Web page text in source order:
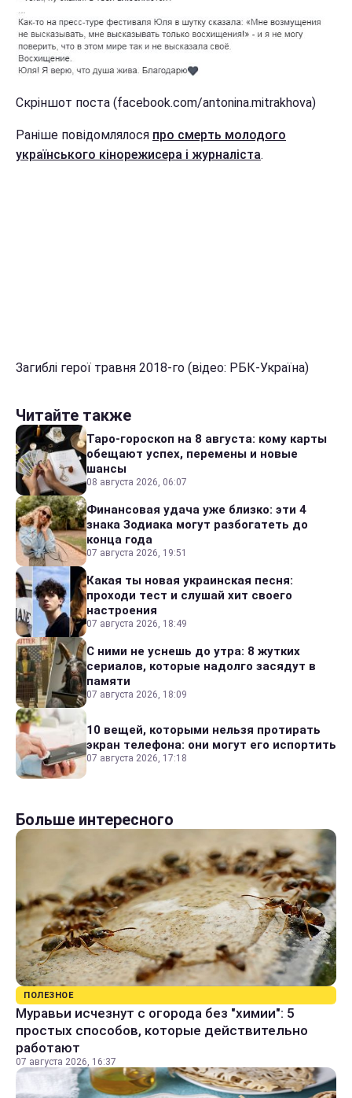
Скріншот поста (facebook.com/antonina.mitrakhova)
Раніше повідомлялося про смерть молодого
українського кінорежисера і журналіста.
Загиблі герої травня 2018-го (відео: РБК-Україна)
Читайте также
Таро-гороскоп на 8 августа: кому карты
обещают успех, перемены и новые
шансы
08 августа 2026, 06:07
Финансовая удача уже близко: эти 4
знака Зодиака могут разбогатеть до
конца года
07 августа 2026, 19:51
Какая ты новая украинская песня:
проходи тест и слушай хит своего
настроения
07 августа 2026, 18:49
С ними не уснешь до утра: 8 жутких
сериалов, которые надолго засядут в
памяти
07 августа 2026, 18:09
10 вещей, которыми нельзя протирать
экран телефона: они могут его испортить
07 августа 2026, 17:18
Больше интересного
ПОЛЕЗНОЕ
Муравьи исчезнут с огорода без "химии": 5
простых способов, которые действительно
работают
07 августа 2026, 16:37